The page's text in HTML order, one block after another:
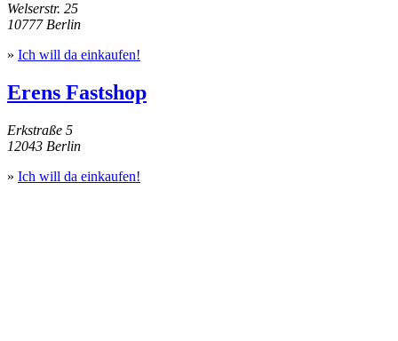
Welserstr. 25
10777 Berlin
» Ich will da einkaufen!
Erens Fastshop
Erkstraße 5
12043 Berlin
» Ich will da einkaufen!